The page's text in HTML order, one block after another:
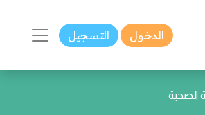
الدخول التسجيل
الصحية